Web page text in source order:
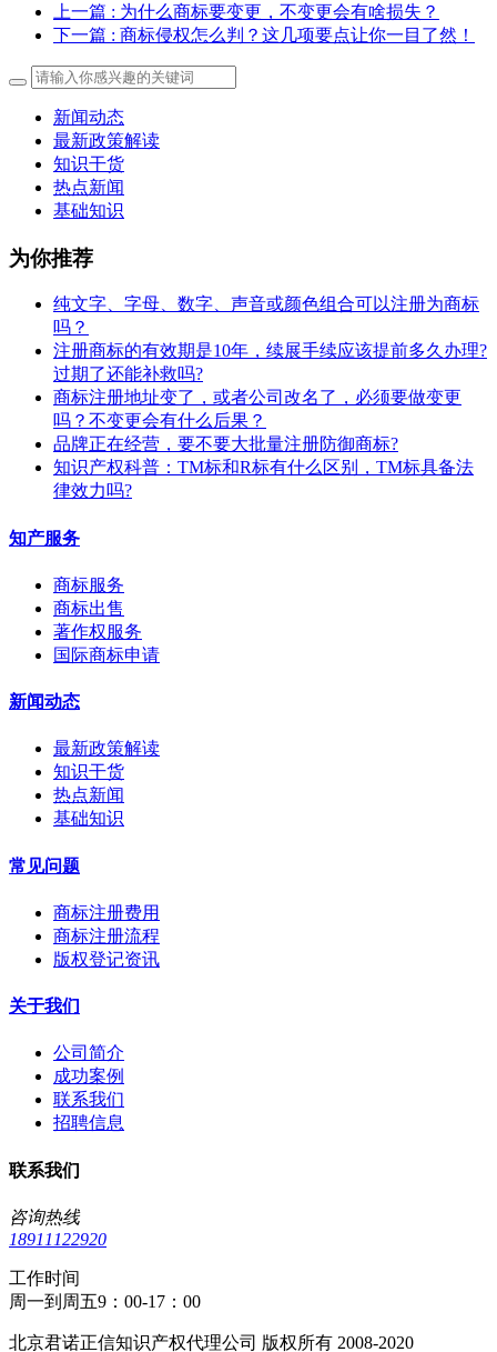
上一篇 : 为什么商标要变更，不变更会有啥损失？
下一篇 : 商标侵权怎么判？这几项要点让你一目了然！
新闻动态
最新政策解读
知识干货
热点新闻
基础知识
为你推荐
纯文字、字母、数字、声音或颜色组合可以注册为商标
吗？
注册商标的有效期是10年，续展手续应该提前多久办理?
过期了还能补救吗?
商标注册地址变了，或者公司改名了，必须要做变更
吗？不变更会有什么后果？
​品牌正在经营，要不要大批量注册防御商标?
知识产权科普：TM标和R标有什么区别，TM标具备法
律效力吗?
知产服务
商标服务
商标出售
著作权服务
国际商标申请
新闻动态
最新政策解读
知识干货
热点新闻
基础知识
常见问题
商标注册费用
商标注册流程
版权登记资讯
关于我们
公司简介
成功案例
联系我们
招聘信息
联系我们
咨询热线
18911122920
工作时间
周一到周五9：00-17：00
北京君诺正信知识产权代理公司 版权所有 2008-2020